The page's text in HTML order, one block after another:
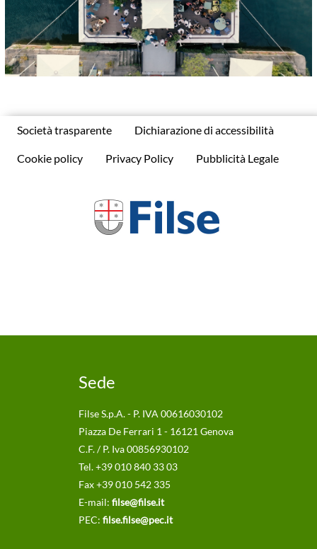
Società trasparente Dichiarazione di accessibilità
Cookie policy Privacy Policy Pubblicità Legale
Sede
Filse S.p.A. - P. IVA 00616030102
Piazza De Ferrari 1 - 16121 Genova
C.F. / P. Iva 00856930102
Tel. +39 010 840 33 03
Fax +39 010 542 335
E-mail: filse@filse.it
PEC: filse.filse@pec.it